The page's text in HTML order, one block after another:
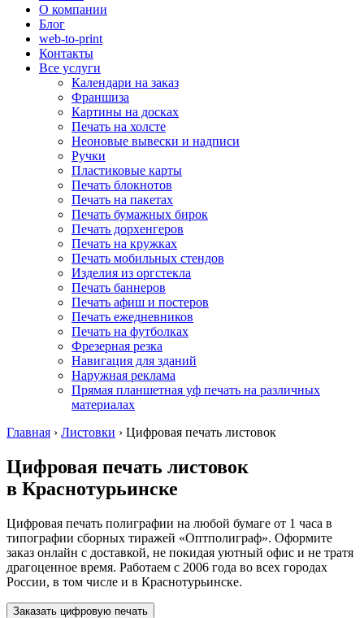
О компании
Блог
web-to-print
Контакты
Все услуги
Календари на заказ
Франшиза
Картины на досках
Печать на холсте
Неоновые вывески и надписи
Ручки
Пластиковые карты
Печать блокнотов
Печать на пакетах
Печать бумажных бирок
Печать дорхенгеров
Печать на кружках
Печать мобильных стендов
Изделия из оргстекла
Печать баннеров
Печать афиш и постеров
Печать ежедневников
Печать на футболках
Фрезерная резка
Навигация для зданий
Наружная реклама
Прямая планшетная уф печать на различных
материалах
Главная › Листовки › Цифровая печать листовок
Цифровая печать листовок
в Краснотурьинске
Цифровая печать полиграфии на любой бумаге от 1 часа в
типографии сборных тиражей «Оптполиграф». Оформите
заказ онлайн с доставкой, не покидая уютный офис и не тратя
драгоценное время. Работаем с 2006 года во всех городах
России, в том числе и в Краснотурьинске.
Заказать цифровую печать